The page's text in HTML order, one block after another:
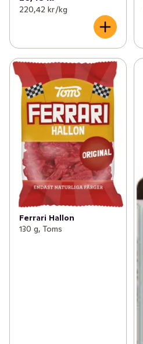
220,42 kr /kg
Ferrari Hallon
130 g, Toms